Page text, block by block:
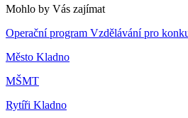
Mohlo by Vás zajímat
Operační program Vzdělávání pro
Město Kladno
MŠMT
Rytíři Kladno